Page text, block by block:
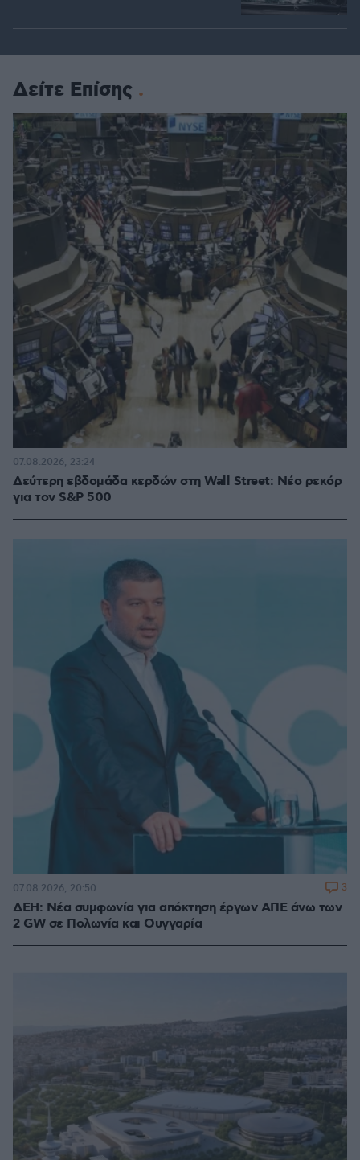
Δείτε Επίσης
Δεύτερη εβδομάδα κερδών στη Wall Street: Νέο ρεκόρ
για τον S&P 500
07.08.2026, 23:24
ΔΕΗ: Νέα συμφωνία για απόκτηση έργων ΑΠΕ άνω των
2 GW σε Πολωνία και Ουγγαρία
07.08.2026, 20:50 3